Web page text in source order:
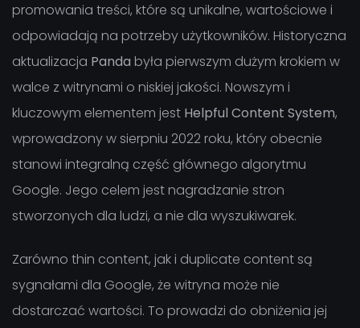
promowania treści, które są unikalne, wartościowe i
odpowiadają na potrzeby użytkowników. Historyczna
aktualizacja Panda była pierwszym dużym krokiem w
walce z witrynami o niskiej jakości. Nowszym i
kluczowym elementem jest Helpful Content System,
wprowadzony w sierpniu 2022 roku, który obecnie
stanowi integralną część głównego algorytmu
Google. Jego celem jest nagradzanie stron
stworzonych dla ludzi, a nie dla wyszukiwarek.
Zarówno thin content, jak i duplicate content są
sygnałami dla Google, że witryna może nie
dostarczać wartości. To prowadzi do obniżenia jej